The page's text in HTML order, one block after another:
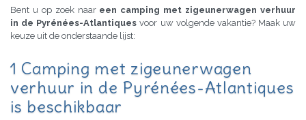
Bent u op zoek naar een camping met zigeunerwagen verhuur
in de Pyrénées-Atlantiquesvoor uw volgende vakantie? Maak uw
keuze uit de onderstaande lijst:
1 Camping met zigeunerwagen
verhuur in de Pyrénées-Atlantiques
is beschikbaar